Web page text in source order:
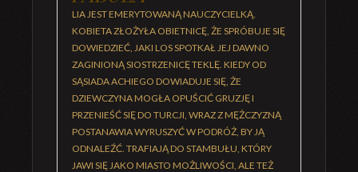
LIA JEST EMERYTOWANĄ NAUCZYCIELKĄ.
KOBIETA ZŁOŻYŁA OBIETNICĘ, ŻE SPRÓBUJE SIĘ
DOWIEDZIEĆ, JAKI LOS SPOTKAŁ JEJ DAWNO
ZAGINIONĄ SIOSTRZENICĘ TEKLĘ. KIEDY OD
SĄSIADA ACHIEGO DOWIADUJE SIĘ, ŻE
DZIEWCZYNA MOGŁA OPUŚCIĆ GRUZJĘ I
PRZENIEŚĆ SIĘ DO TURCJI, WRAZ Z MĘŻCZYZNĄ
POSTANAWIA WYRUSZYĆ W PODRÓŻ, BY JĄ
ODNALEŹĆ. TRAFIAJĄ DO STAMBUŁU, KTÓRY
JAWI SIĘ JAKO MIASTO MOŻLIWOŚCI, ALE TEŻ